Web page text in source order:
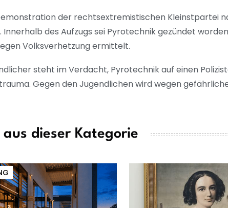
der rechtsextremistischen Kleinstpartei
des Aufzugs sei Pyrotechnik gezündet
Volksverhetzung ermittelt.
steht im Verdacht, Pyrotechnik auf einen
Gegen den Jugendlichen wird wegen
aus dieser Kategorie